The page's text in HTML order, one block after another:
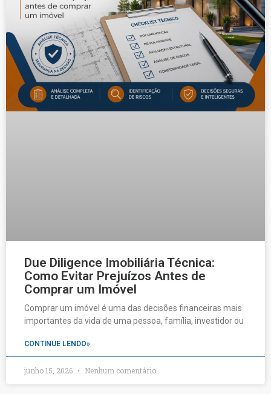
Due Diligence Imobiliária Técnica:
Como Evitar Prejuízos Antes de
Comprar um Imóvel
Comprar um imóvel é uma das decisões financeiras mais
importantes da vida de uma pessoa, família, investidor ou
CONTINUE LENDO»
junho 15, 2026 Nenhum comentário